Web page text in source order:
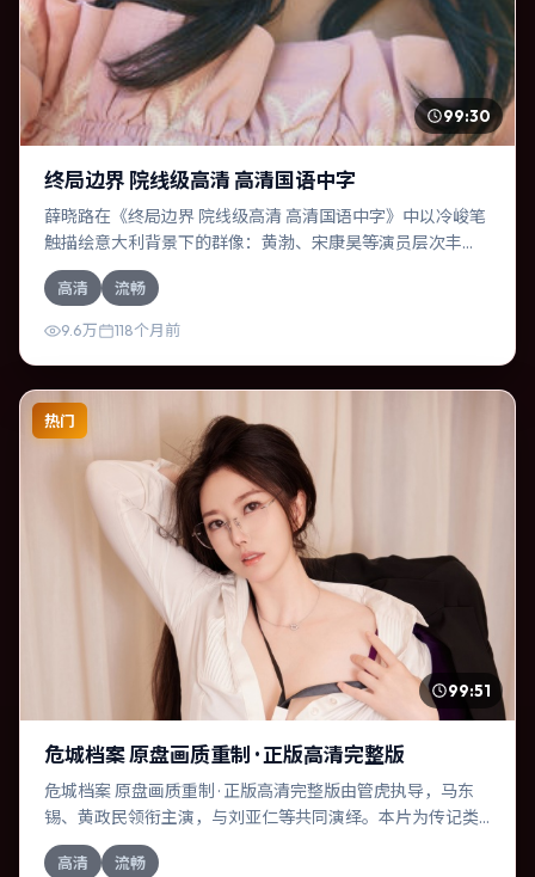
99:30
终局边界 院线级高清 高清国语中字
薛晓路在《终局边界 院线级高清 高清国语中字》中以冷峻笔
触描绘意大利背景下的群像：黄渤、宋康昊等演员层次丰
富。作为一部动作作品，故事从日常裂缝切入，逐步推向不
可逆转的结局；视听语言统一，情感落点克制有力。
高清 流畅
9.6万 118个月前
热门
99:51
危城档案 原盘画质重制 · 正版高清完整版
危城档案 原盘画质重制 · 正版高清完整版由管虎执导，马东
锡、黄政民领衔主演，与刘亚仁等共同演绎。本片为传记类
型，主要班底与取景来自中国香港。两代人的隔阂在故乡小
城被慢慢缝合。影片整体气质冷峻，节奏紧凑，人物动机清
高清 流畅